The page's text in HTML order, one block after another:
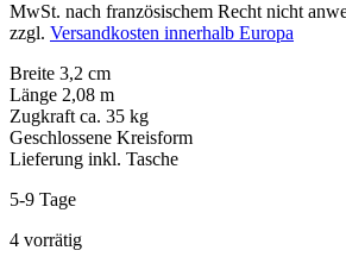
MwSt. nach französischem Recht nicht
zzgl. Versandkosten innerhalb Europa
Breite 3,2 cm
Länge 2,08 m
Zugkraft ca. 35 kg
Geschlossene Kreisform
Lieferung inkl. Tasche
5-9 Tage
4 vorrätig